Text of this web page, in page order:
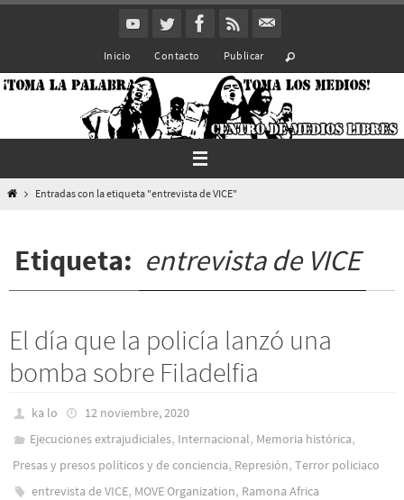
Inicio Contacto Publicar
InicioEntradas con la etiqueta "entrevista de VICE"
Etiqueta: entrevista de VICE
El día que la policía lanzó una
bomba sobre Filadelfia
ka lo
12 noviembre, 2020
Ejecuciones extrajudiciales, Internacional, Memoria histórica,
Presas y presos polí­ticos y de conciencia, Represión, Terror policiaco
entrevista de VICE, MOVE Organization, Ramona Africa